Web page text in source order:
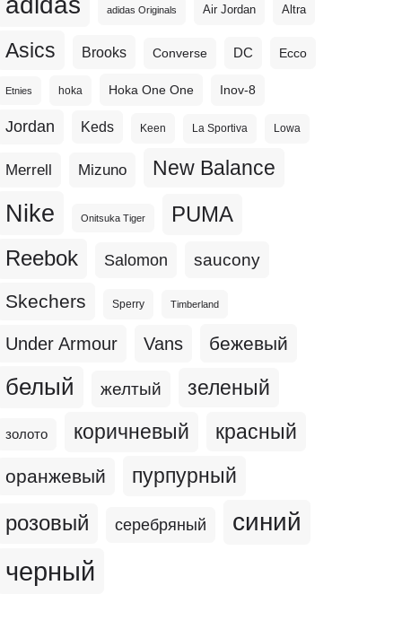
adidas Originals Air Jordan Altra
Asics Brooks Converse DC Ecco
Etnies hoka Hoka One One Inov-8
Jordan Keds Keen La Sportiva Lowa
Merrell Mizuno New Balance
Nike Onitsuka Tiger PUMA
Reebok Salomon saucony
Skechers Sperry Timberland
Under Armour Vans бежевый
белый желтый зеленый
золото коричневый красный
оранжевый пурпурный
розовый серебряный синий
черный